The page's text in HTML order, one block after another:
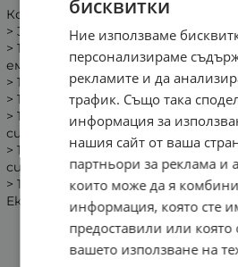
Комплекта включва:
> 3бр. плосъки медени панелени
> 1бр. Комбиниран бойлер 300 л, с
емайлиран
> 1бр. Програмируем
> 1бр. Соларна помпа EMDE-SOLAR
> 1бр. Разширителен съд за
система 12 литра
> 1бр. Автоматичен
система
> 1бр. Соларна течност- 5 л,
Екологичен биоантифриз
бисквитки
Ние използваме
персонализираме
рекламите и да
трафик. Също така
информация за
нашия сайт от ваша
партньори за реклама и
които може да я
информация, която сте
предоставили или която
вашето използване на